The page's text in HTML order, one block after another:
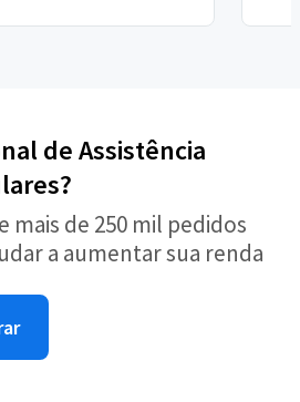
de Assistência
mais de 250 mil pedidos
a aumentar sua renda